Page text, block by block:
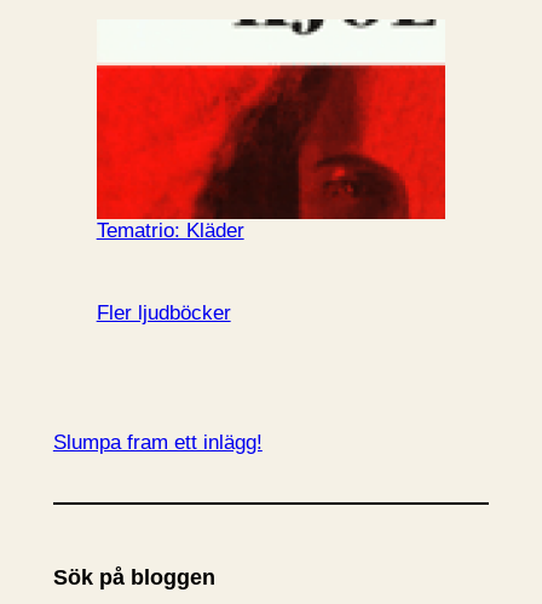
Tematrio: Kläder
Fler ljudböcker
Slumpa fram ett inlägg!
Sök på bloggen